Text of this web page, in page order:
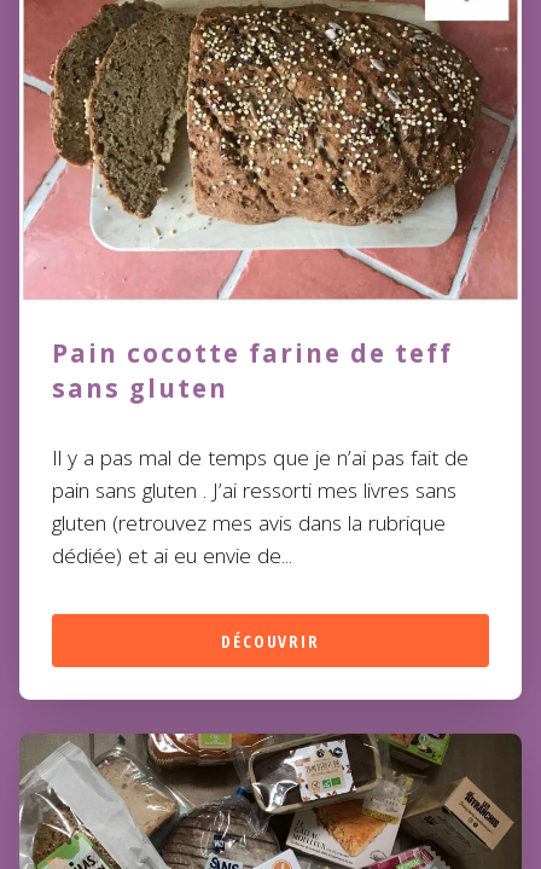
Pain cocotte farine de teff
sans gluten
Il y a pas mal de temps que je n’ai pas fait de
pain sans gluten . J’ai ressorti mes livres sans
gluten (retrouvez mes avis dans la rubrique
dédiée) et ai eu envie de...
DÉCOUVRIR